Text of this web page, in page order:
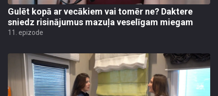
Gulēt kopā ar vecākiem vai tomēr ne? Daktere
sniedz risinājumus mazuļa veselīgam miegam
11. epizode